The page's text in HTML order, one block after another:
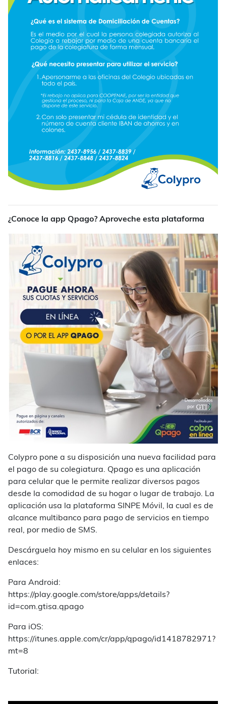
¿Conoce la app Qpago? Aproveche esta plataforma
Colypro pone a su disposición una nueva facilidad para
el pago de su colegiatura. Qpago es una aplicación
para celular que le permite realizar diversos pagos
desde la comodidad de su hogar o lugar de trabajo. La
aplicación usa la plataforma SINPE Móvil, la cual es de
alcance multibanco para pago de servicios en tiempo
real, por medio de SMS.
Descárguela hoy mismo en su celular en los siguientes
enlaces:
Para Android:
https://play.google.com/store/apps/details?
id=com.gtisa.qpago
Para iOS:
https://itunes.apple.com/cr/app/qpago/id1418782971?
mt=8
Tutorial: